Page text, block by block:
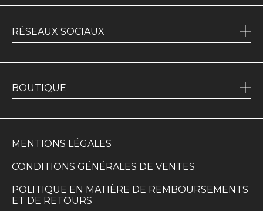
RÉSEAUX SOCIAUX
BOUTIQUE
MENTIONS LÉGALES
CONDITIONS GÉNÉRALES DE VENTES
POLITIQUE EN MATIÈRE DE REMBOURSEMENTS
ET DE RETOURS